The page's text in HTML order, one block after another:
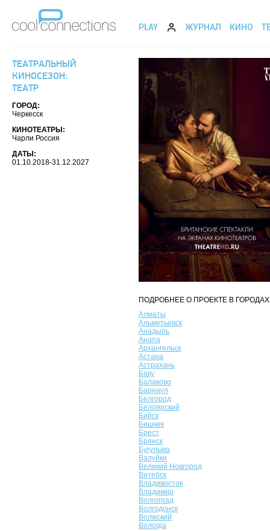
PLAY ЖУРНАЛ КИНО
ТЕАТРАЛЬНЫЙ
КИНОСЕЗОН:
ТЕАТР
ГОРОД:
Черкесск
КИНОТЕАТРЫ:
Чарли Россия
ДАТЫ:
01.10.2018-31.12.2027
ПОДРОБНЕЕ О ПРОЕКТЕ В
Алматы
Альметьевск
Анадырь
Анапа
Архангельск
Астана
Астрахань
Баку
Балаково
Барнаул
Белгород
Белоярский
Бийск
Бишкек
Брест
Брянск
Бугульма
Валуйки
Великий Новгород
Витебск
Владивосток
Владимир
Волгоград
Волгодонск
Волжский
Вологда